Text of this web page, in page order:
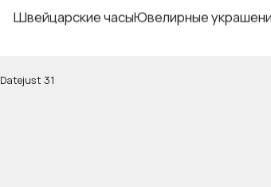
Швейцарские часыЮвелирные
Datejust 31